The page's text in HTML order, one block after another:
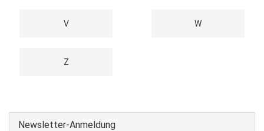
V W
Z
Newsletter-Anmeldung